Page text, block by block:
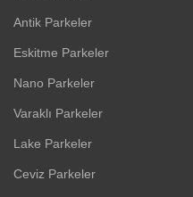
Antik Parkeler
Eskitme Parkeler
Nano Parkeler
Varaklı Parkeler
Lake Parkeler
Ceviz Parkeler